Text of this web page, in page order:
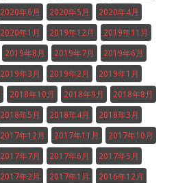
2020年6月 2020年5月 2020年4月
2020年1月 2019年12月 2019年11月
2019年8月 2019年7月 2019年6月
2019年3月 2019年2月 2019年1月
2018年10月 2018年9月 2018年8月
2018年5月 2018年4月 2018年3月
2017年12月 2017年11月 2017年10月
2017年7月 2017年6月 2017年5月
2017年2月 2017年1月 2016年12月